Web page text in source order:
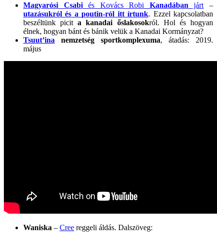
Magyarósi Csabiés Kovács Robi Kanadában járt –
utazásukról és a poutin-ról itt írtunk. Ezzel kapcsolatban
beszéltünk picita kanadai őslakosokról. Hol és hogyan
élnek, hogyan bánt és bánik velük a Kanadai Kormányzat?
Tsuut’ina nemzetség sportkomplexuma, átadás: 2019.
május
Waniska – Cree reggeli áldás. Dalszöveg: